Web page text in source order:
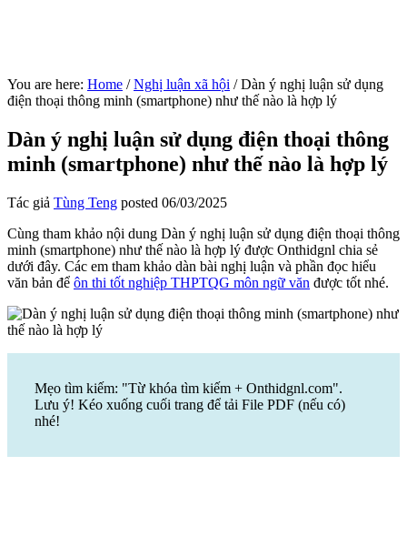
You are here: Home / Nghị luận xã hội /Dàn ý nghị luận sử dụng
điện thoại thông minh (smartphone) như thế nào là hợp lý
Dàn ý nghị luận sử dụng điện thoại thông
minh (smartphone) như thế nào là hợp lý
Tác giả Tùng Teng posted 06/03/2025
Cùng tham khảo nội dung Dàn ý nghị luận sử dụng điện thoại thông
minh (smartphone) như thế nào là hợp lý được Onthidgnl chia sẻ
dưới đây. Các em tham khảo dàn bài nghị luận và phần đọc hiểu
văn bản để ôn thi tốt nghiệp THPTQG môn ngữ văn được tốt nhé.
Mẹo tìm kiếm: "Từ khóa tìm kiếm + Onthidgnl.com".
Lưu ý! Kéo xuống cuối trang để tải File PDF (nếu có)
nhé!